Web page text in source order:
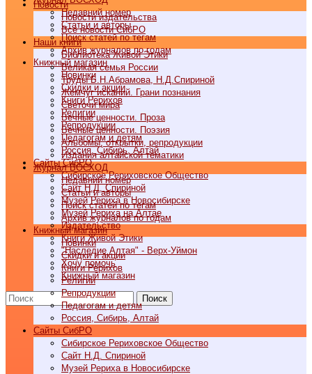
Недавний номер
Статьи и авторы
Поиск статей по тегам
Архив журналов по годам
Книжный магазин
Новинки
Скидки и акции
Книги Рерихов
Религии
Репродукции
Педагогам и детям
Россия, Сибирь, Алтай
Cайты СибРО
Сибирское Рериховское Общество
Сайт Н.Д. Спириной
Музей Рериха в Новосибирске
Музей Рериха на Алтае
Издательство
Книги Живой Этики
"Наследие Алтая" - Верх-Уймон
Хочу помочь
Книжный магазин
Поиск
Новости
Новости издательства
Все новости СибРО
Наши книги
Библиотека Живой Этики
Великая семья России
Труды Б.Н.Абрамова, Н.Д.Спириной
Жемчуг исканий. Грани познания
Светочи мира
Вечные ценности. Проза
Вечные ценности. Поэзия
Альбомы, открытки, репродукции
Издания алтайской тематики
Журнал ВОСХОД
Недавний номер
Статьи и авторы
Поиск статей по тегам
Архив журналов по годам
Книжный магазин
Новинки
Скидки и акции
Книги Рерихов
Религии
Репродукции
Педагогам и детям
Россия, Сибирь, Алтай
Cайты СибРО
Сибирское Рериховское Общество
Сайт Н.Д. Спириной
Музей Рериха в Новосибирске